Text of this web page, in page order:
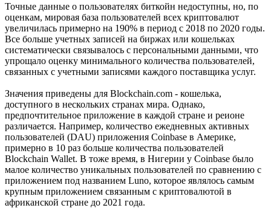
Точные данные о пользователях биткойн недоступны, но, по
оценкам, мировая база пользователей всех криптовалют
увеличилась примерно на 190% в период с 2018 по 2020 годы.
Все больше учетных записей на биржах или кошельках
систематически связывалось с персональными данными, что
упрощало оценку минимального количества пользователей,
связанных с учетными записями каждого поставщика услуг.
Значения приведены для Blockchain.com - кошелька,
доступного в нескольких странах мира. Однако,
предпочтительное приложение в каждой стране и реионе
различается. Например, количество ежедневных активных
пользователей (DAU) приложения Coinbase в Америке,
примерно в 10 раз больше количества пользователей
Blockchain Wallet. В тоже время, в Нигерии у Coinbase было
малое количество уникальных пользователей по сравнению с
приложением под названием Luno, которое являлось самым
крупным приложением связанным с криптовалютой в
африканской стране до 2021 года.